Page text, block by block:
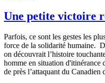
Une petite victoire
Parfois, ce sont les gestes les
force de la solidarité humaine.
on découvrait l’histoire
homme en situation d'itinérance
de près l’attaquant du Canadien